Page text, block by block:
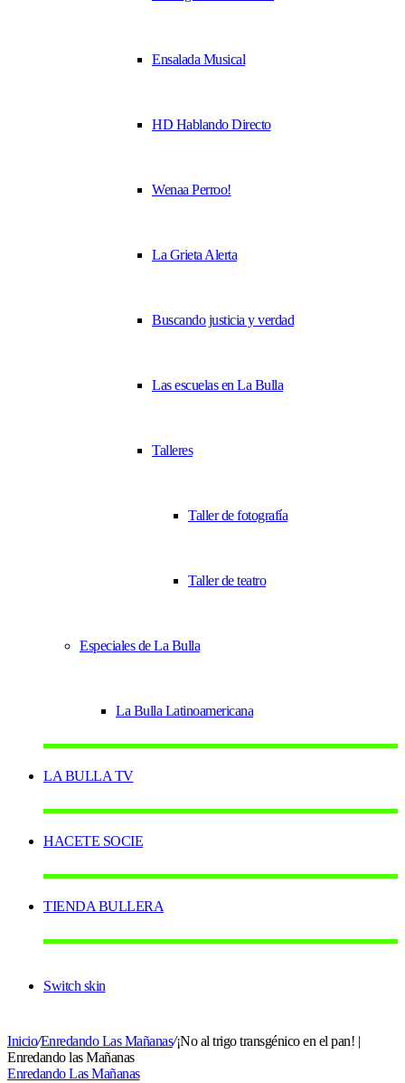
Ensalada Musical
HD Hablando Directo
Wenaa Perroo!
La Grieta Alerta
Buscando justicia y verdad
Las escuelas en La Bulla
Talleres
Taller de fotografía
Taller de teatro
Especiales de La Bulla
La Bulla Latinoamericana
LA BULLA TV
HACETE SOCIE
TIENDA BULLERA
Switch skin
Inicio/Enredando Las Mañanas/¡No al trigo transgénico en el pan! |
Enredando las Mañanas
Enredando Las Mañanas